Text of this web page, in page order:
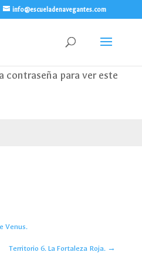
info@escueladenavegantes.com
contraseña para ver este
Venus.
Territorio 6. La Fortaleza Roja. →